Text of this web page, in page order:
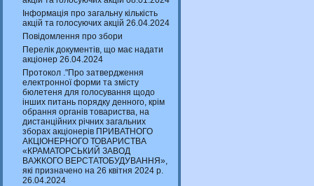
Інформація про загальну кількість
акцій та голосуючих акцій 26.04.2024
Повідомлення про збори
Перелік документів, що має надати
акціонер 26.04.2024
Протокол ."Про затвердження
електронної форми та змісту
бюлетеня для голосування щодо
інших питань порядку денного, крім
обрання органів товариства, на
дистанційних річних загальних
зборах акціонерів ПРИВАТНОГО
АКЦІОНЕРНОГО ТОВАРИСТВА
«КРАМАТОРСЬКИЙ ЗАВОД
ВАЖКОГО ВЕРСТАТОБУДУВАННЯ»,
які призначено на 26 квітня 2024 р.
26.04.2024